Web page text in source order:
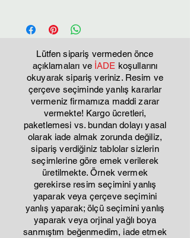
Lütfen sipariş vermeden önce
açıklamaları ve İADE koşullarını
okuyarak sipariş veriniz. Resim ve
çerçeve seçiminde yanlış kararlar
vermeniz firmamıza maddi zarar
vermekte! Kargo ücretleri,
paketlemesi vs. bundan dolayı yasal
olarak iade almak zorunda değiliz,
sipariş verdiğiniz tablolar sizlerin
seçimlerine göre emek verilerek
üretilmekte. Örnek vermek
gerekirse resim seçimini yanlış
yaparak veya çerçeve seçimini
yanlış yaparak; ölçü seçimini yanlış
yaparak veya orjinal yağlı boya
sanmıştım beğenmedim, iade etmek